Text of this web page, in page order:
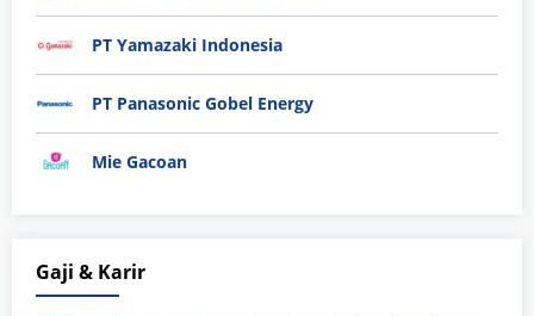
PT Yamazaki Indonesia
PT Panasonic Gobel Energy
Mie Gacoan
Gaji & Karir